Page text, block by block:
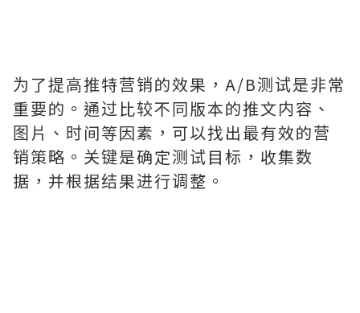
为了提高推特营销的效果，A/B测试是非常
重要的。通过比较不同版本的推文内容、
图片、时间等因素，可以找出最有效的营
销策略。关键是确定测试目标，收集数
据，并根据结果进行调整。